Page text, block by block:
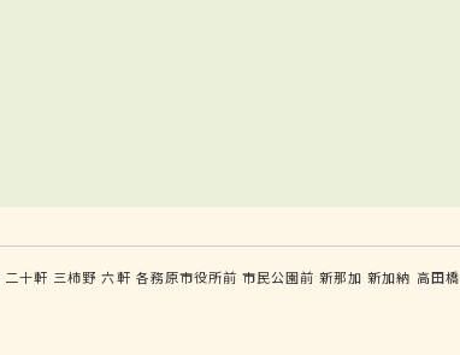
二十軒 三柿野 六軒 各務原市役所前 市民公園前 新那加 新加納 高田橋